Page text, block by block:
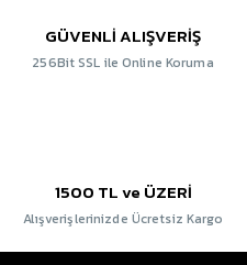
GÜVENLİ ALIŞVERİŞ
256Bit SSL ile Online Koruma
1500 TL ve ÜZERİ
Alışverişlerinizde Ücretsiz Kargo